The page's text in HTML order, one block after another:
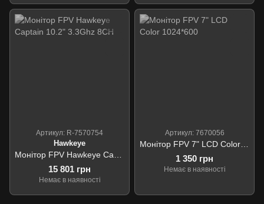
Артикул: R-7570754
Hawkeye
15 801 грн
Немає в наявності
Артикул: 7670056
1 350 грн
Немає в наявності